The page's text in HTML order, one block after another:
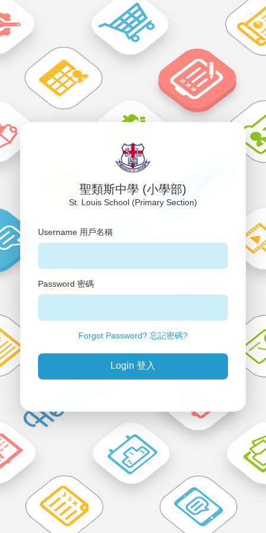
聖類斯中學 (小學部)
St. Louis School (Primary Section)
Username 用戶名稱
Password 密碼
Forgot Password? 忘記密碼?
Login 登入